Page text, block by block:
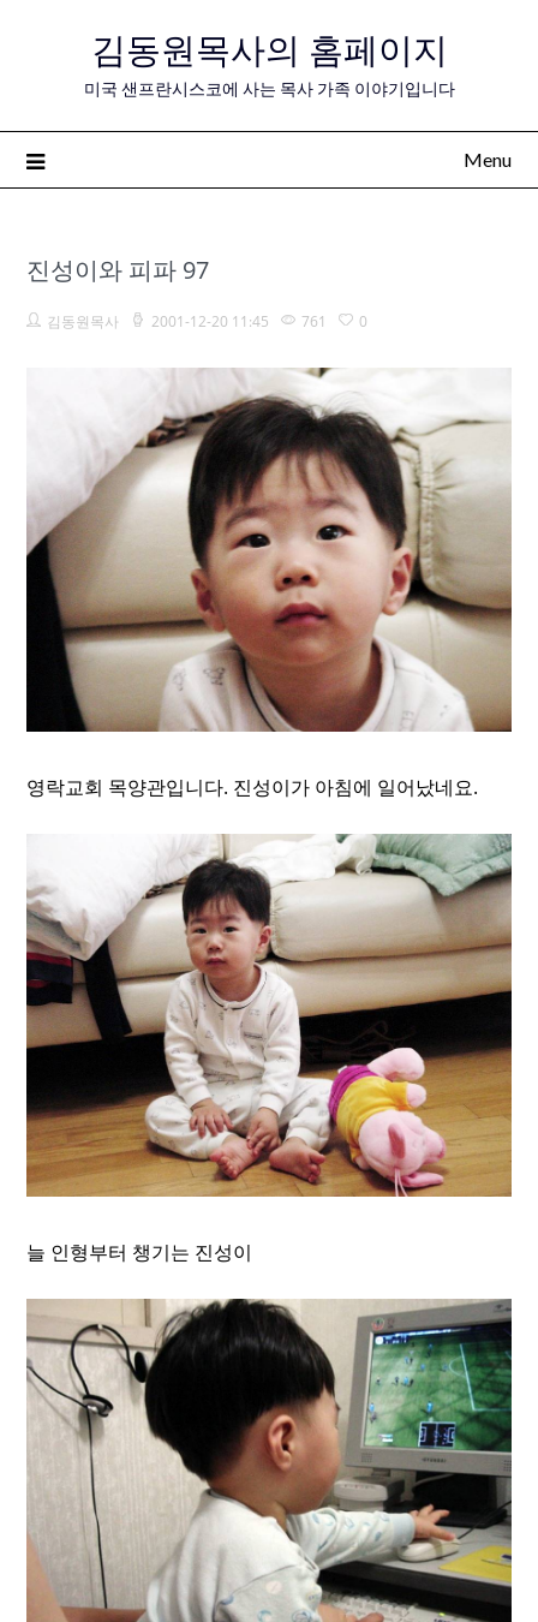
김동원목사의 홈페이지
미국 샌프란시스코에 사는 목사 가족 이야기입니다
Menu
진성이와 피파 97
김동원목사 2001-12-20 11:45 761 0
영락교회 목양관입니다. 진성이가 아침에 일어났네요.
늘 인형부터 챙기는 진성이